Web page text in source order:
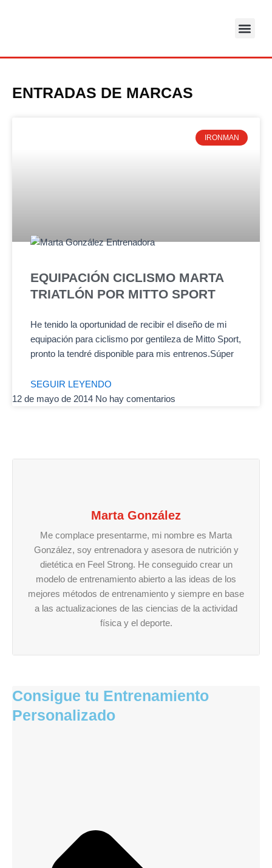
ENTRADAS DE MARCAS
IRONMAN
EQUIPACIÓN CICLISMO MARTA
TRIATLÓN POR MITTO SPORT
He tenido la oportunidad de recibir el diseño de mi
equipación para ciclismo por gentileza de Mitto Sport,
pronto la tendré disponible para mis entrenos.Súper
SEGUIR LEYENDO
12 de mayo de 2014 No hay comentarios
Marta González
Me complace presentarme, mi nombre es Marta
González, soy entrenadora y asesora de nutrición y
dietética en Feel Strong. He conseguido crear un
modelo de entrenamiento abierto a las ideas de los
mejores métodos de entrenamiento y siempre en base
a las actualizaciones de las ciencias de la actividad
física y el deporte.
Consigue tu Entrenamiento
Personalizado